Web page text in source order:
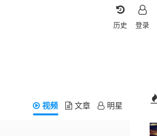
登录
历史
视频 文章 明星